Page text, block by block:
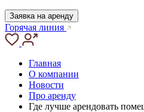
Заявка на аренду
Горячая линия
Главная
О компании
Новости
Про аренду
Где лучше арендовать